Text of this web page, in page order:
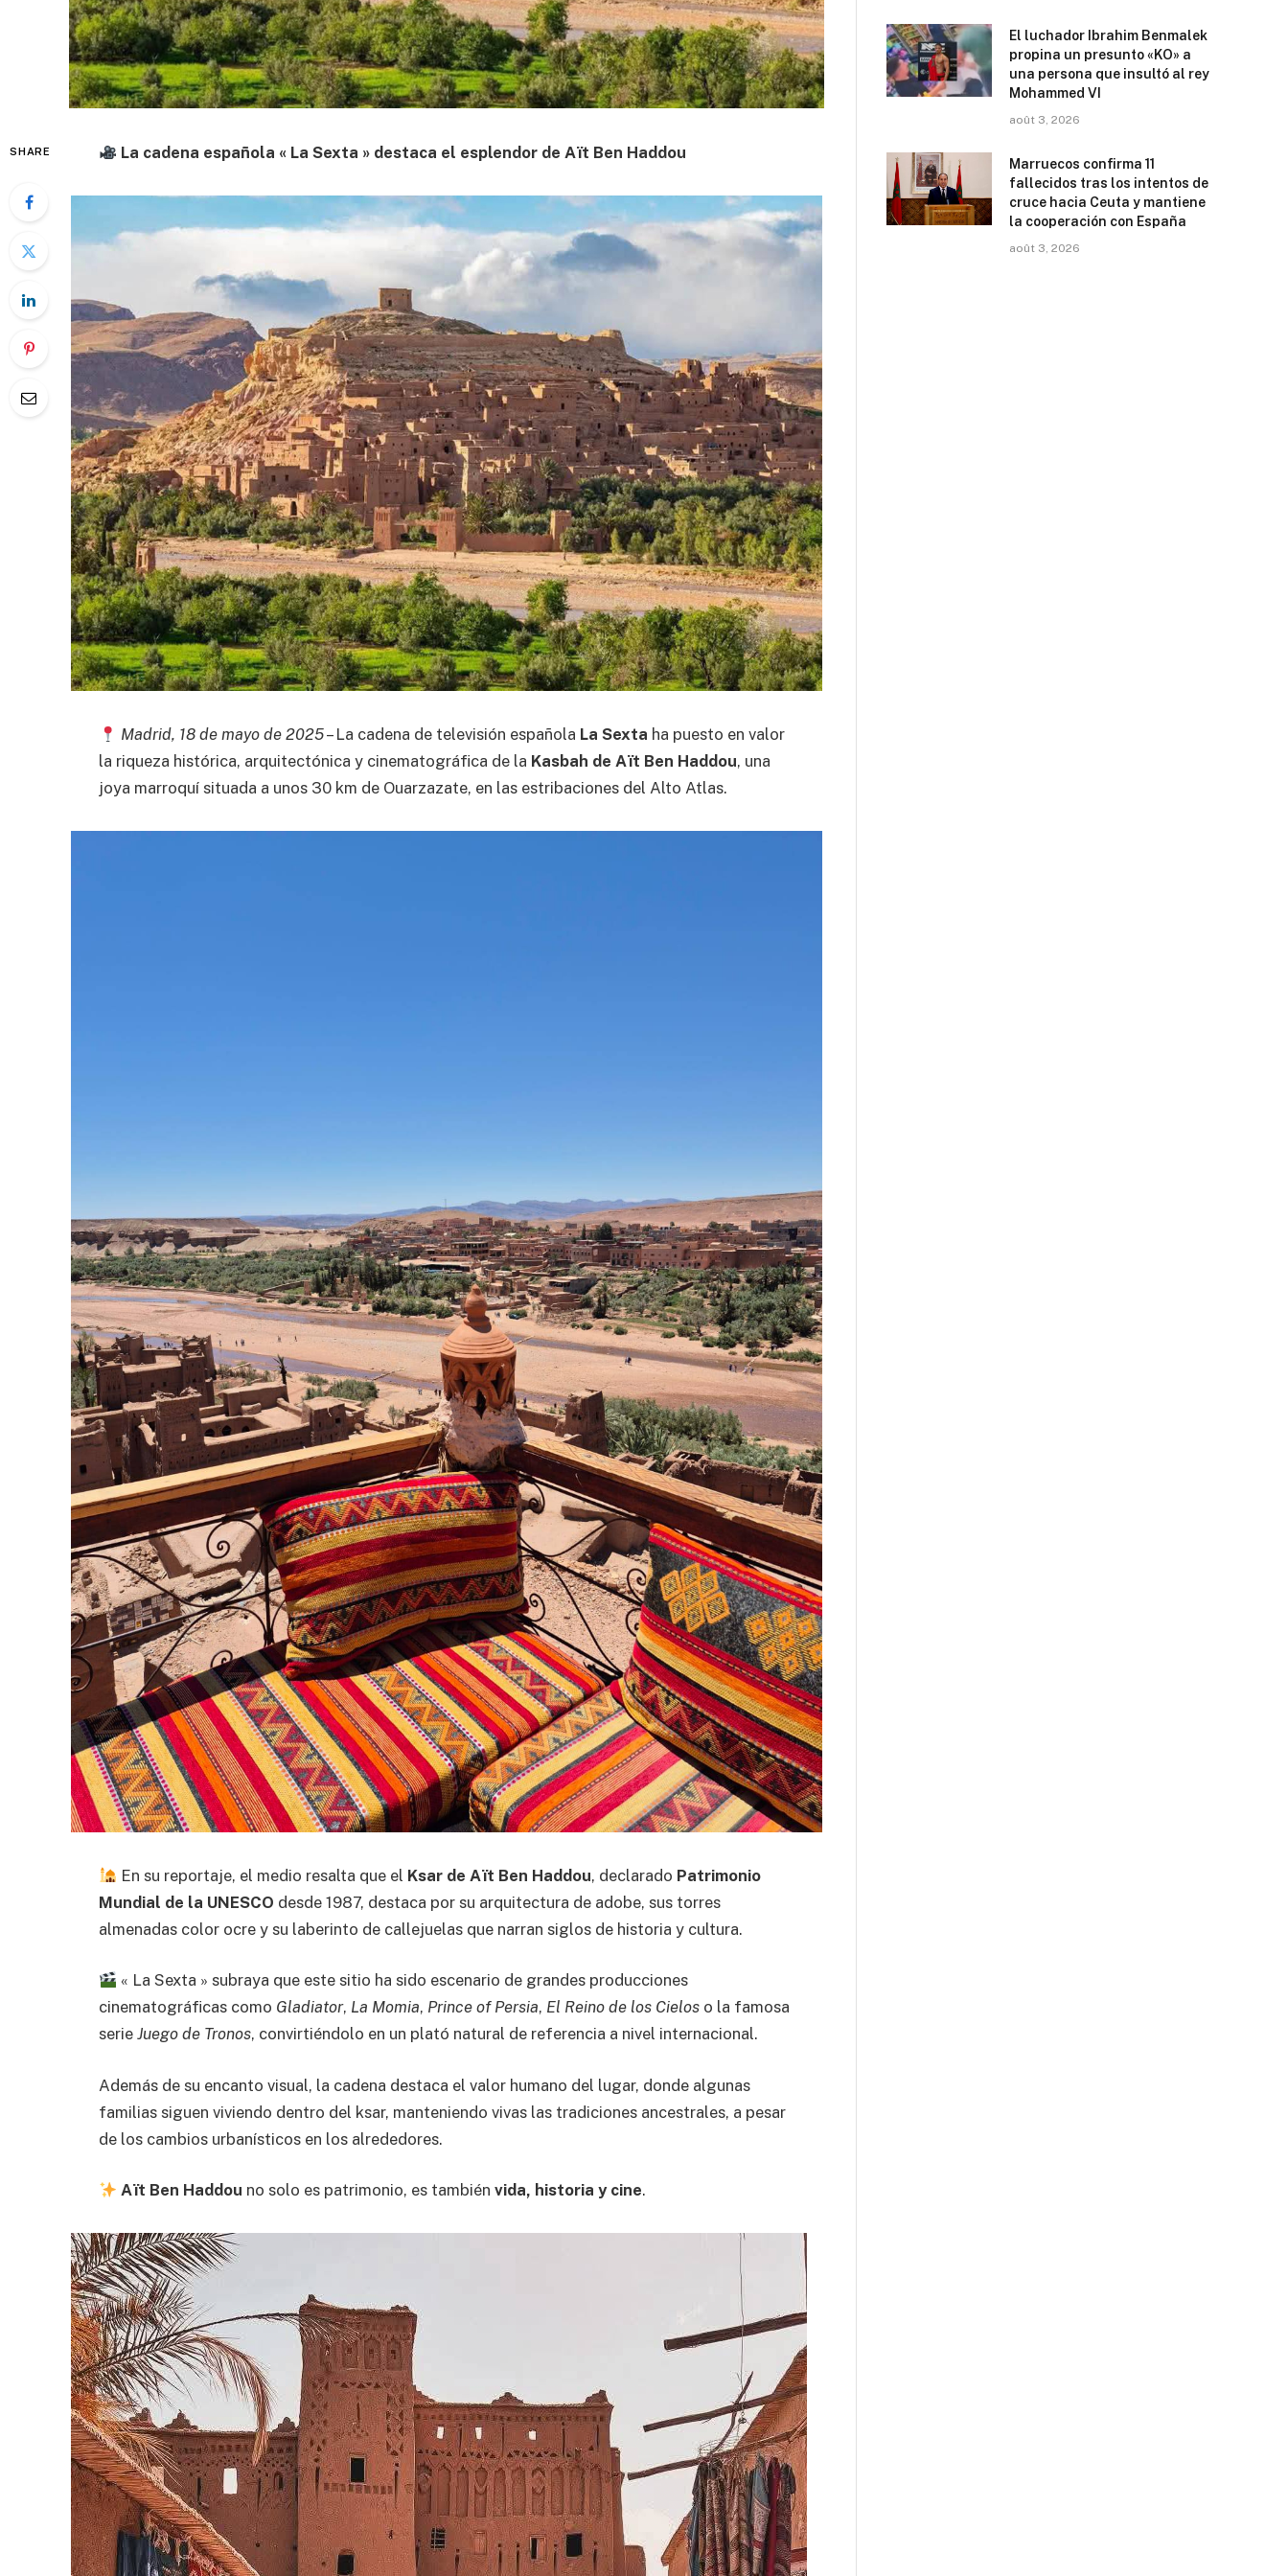
SHARE La cadena española « La Sexta » destaca el esplendor de Aït Ben Haddou
Madrid, 18 de mayo de 2025– La cadena de televisión española La Sexta ha puesto en valor
la riqueza histórica, arquitectónica y cinematográfica de la Kasbah de Aït Ben Haddou, una
joya marroquí situada a unos 30 km de Ouarzazate, en las estribaciones del Alto Atlas.
En su reportaje, el medio resalta que el Ksar de Aït Ben Haddou, declarado Patrimonio
Mundial de la UNESCO desde 1987, destaca por su arquitectura de adobe, sus torres
almenadas color ocre y su laberinto de callejuelas que narran siglos de historia y cultura.
« La Sexta » subraya que este sitio ha sido escenario de grandes producciones
cinematográficas como Gladiator, La Momia, Prince of Persia, El Reino de los Cielos o la famosa
serie Juego de Tronos, convirtiéndolo en un plató natural de referencia a nivel internacional.
Además de su encanto visual, la cadena destaca el valor humano del lugar, donde algunas
familias siguen viviendo dentro del ksar, manteniendo vivas las tradiciones ancestrales, a pesar
de los cambios urbanísticos en los alrededores.
Aït Ben Haddou no solo es patrimonio, es también vida, historia y cine.
El luchador Ibrahim Benmalek
propina un presunto «KO» a
una persona que insultó al rey
Mohammed VI
août 3, 2026
Marruecos confirma 11
fallecidos tras los intentos de
cruce hacia Ceuta y mantiene
la cooperación con España
août 3, 2026